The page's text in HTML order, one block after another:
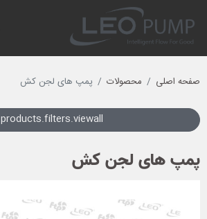
صفحه اصلی محصولات پمپ های لجن کش
products.filters.viewall
پمپ های لجن کش